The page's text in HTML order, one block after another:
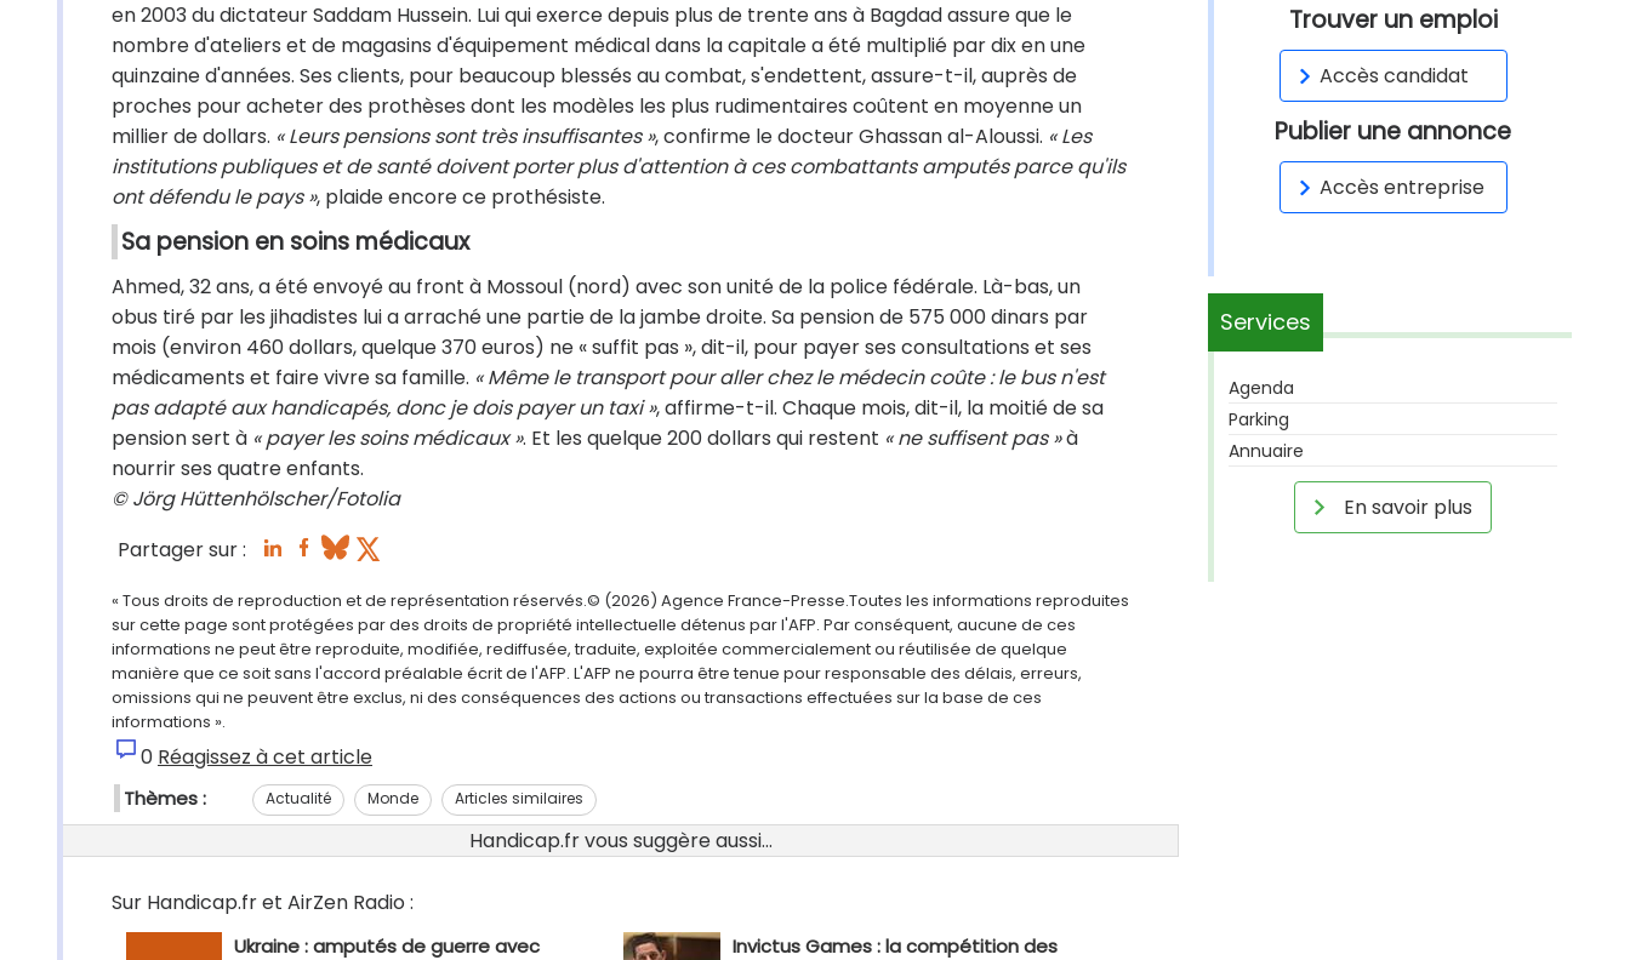
en 2003 du dictateur Saddam Hussein. Lui qui exerce depuis plus de trente ans à Bagdad assure que le
nombre d'ateliers et de magasins d'équipement médical dans la capitale a été multiplié par dix en une
quinzaine d'années. Ses clients, pour beaucoup blessés au combat, s'endettent, assure-t-il, auprès de
proches pour acheter des prothèses dont les modèles les plus rudimentaires coûtent en moyenne un
millier de dollars. « Leurs pensions sont très insuffisantes », confirme le docteur Ghassan al-Aloussi. « Les
institutions publiques et de santé doivent porter plus d'attention à ces combattants amputés parce qu'ils
ont défendu le pays », plaide encore ce prothésiste.
Sa pension en soins médicaux
Ahmed, 32 ans, a été envoyé au front à Mossoul (nord) avec son unité de la police fédérale. Là-bas, un
obus tiré par les jihadistes lui a arraché une partie de la jambe droite. Sa pension de 575 000 dinars par
mois (environ 460 dollars, quelque 370 euros) ne « suffit pas », dit-il, pour payer ses consultations et ses
médicaments et faire vivre sa famille. « Même le transport pour aller chez le médecin coûte : le bus n'est
pas adapté aux handicapés, donc je dois payer un taxi », affirme-t-il. Chaque mois, dit-il, la moitié de sa
pension sert à « payer les soins médicaux ». Et les quelque 200 dollars qui restent « ne suffisent pas »à
nourrir ses quatre enfants.
© Jörg Hüttenhölscher/Fotolia
Partager sur :
« Tous droits de reproduction et de représentation réservés.© (2026) Agence France-Presse.Toutes les informations reproduites
sur cette page sont protégées par des droits de propriété intellectuelle détenus par l'AFP. Par conséquent, aucune de ces
informations ne peut être reproduite, modifiée, rediffusée, traduite, exploitée commercialement ou réutilisée de quelque
manière que ce soit sans l'accord préalable écrit de l'AFP. L'AFP ne pourra être tenue pour responsable des délais, erreurs,
omissions qui ne peuvent être exclus, ni des conséquences des actions ou transactions effectuées sur la base de ces
informations ».
0 Réagissez à cet article
Thèmes : Actualité Monde Articles similaires
Handicap.fr vous suggère aussi...
Sur Handicap.fr et AirZen Radio :
Ukraine : amputés de guerre avec
Invictus Games : la compétition des
Trouver un emploi
Accès candidat
Publier une annonce
Accès entreprise
Services
Agenda
Parking
Annuaire
En savoir plus